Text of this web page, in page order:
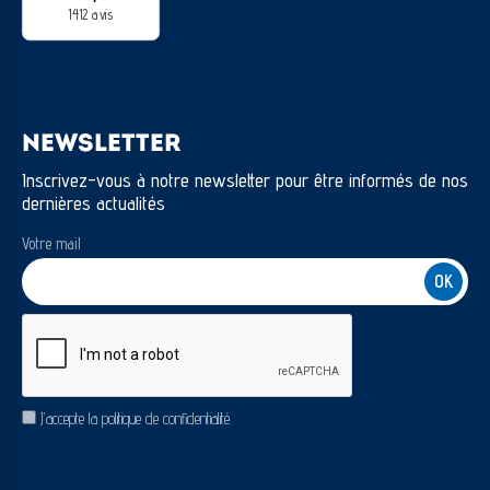
1412 avis
NEWSLETTER
Inscrivez-vous à notre newsletter pour être informés de nos
dernières actualités
Votre mail
RGPDJ’accepte la politique de confidentialité.